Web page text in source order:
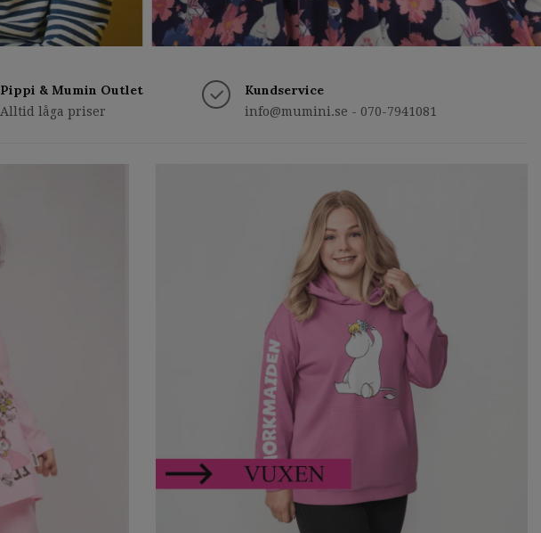
Pippi & Mumin Outlet
Alltid låga priser
Kundservice
info@mumini.se - 070-7941081